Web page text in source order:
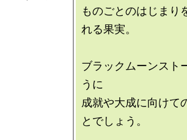
ものごとのはじまり
れる果実。
ブラックムーンスト
うに
成就や大成に向けて
とでしょう。